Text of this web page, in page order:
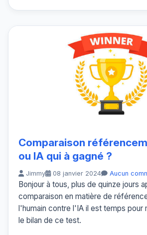
Comparaison
ou IA qui à gagné ?
Jimmy 08 janvier 2024 Aucun
Bonjour à tous, plus de quinze jours
comparaison en matière de
l'humain contre l'IA il est temps pour
le bilan de ce test.